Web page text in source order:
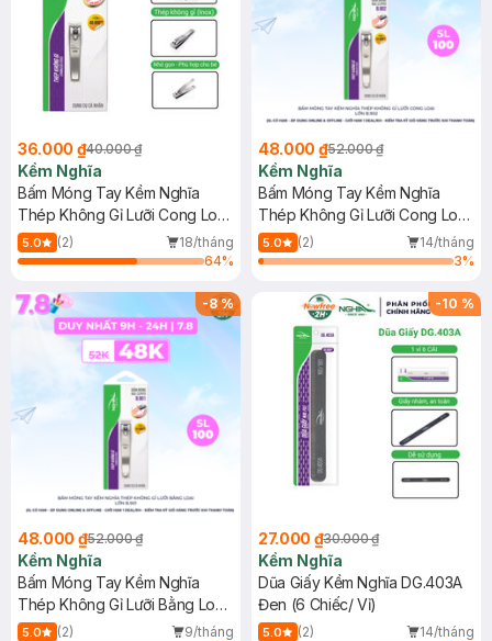
36.000 ₫40.000 ₫
Kềm Nghĩa
Bấm Móng Tay Kềm Nghĩa
Thép Không Gỉ Lưỡi Cong Loại
Nhỏ B.904
5.0 (2)
18/tháng
64%
48.000 ₫52.000 ₫
Kềm Nghĩa
Bấm Móng Tay Kềm Nghĩa
Thép Không Gỉ Lưỡi Cong Loại
Lớn B.902
5.0 (2)
14/tháng
3%
-8%
48.000 ₫52.000 ₫
Kềm Nghĩa
Bấm Móng Tay Kềm Nghĩa
Thép Không Gỉ Lưỡi Bằng Loại
Lớn B.901
5.0 (2)
9/tháng
-10 %
27.000 ₫30.000 ₫
Kềm Nghĩa
Dũa Giấy Kềm Nghĩa DG.403A
Đen (6 Chiếc/ Vỉ)
5.0 (2)
14/tháng